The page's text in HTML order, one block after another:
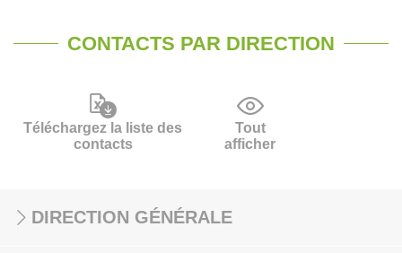
CONTACTS PAR DIRECTION
Téléchargez la liste des
contacts
Tout
afficher
DIRECTION GÉNÉRALE